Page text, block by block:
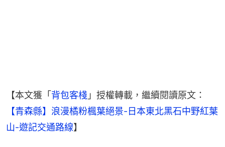
【本文獲「 背包客棧 」授權轉載，繼續閱讀原文：
【青森縣】浪漫橘粉楓葉絕景-日本東北黑石中野紅葉
山-遊記交通路線】